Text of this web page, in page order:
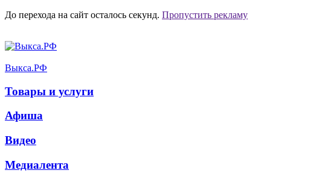
До перехода на сайт осталось секунд. Пропустить рекламу
Выкса.РФ
Товары и услуги
Афиша
Видео
Медиалента